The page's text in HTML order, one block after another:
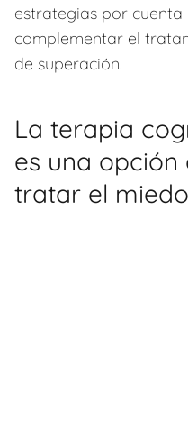
estrategias por
complementar el
de superación.
La terapia
es una
tratar el